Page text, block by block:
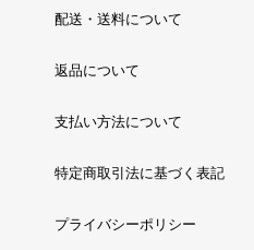
配送・送料について
返品について
支払い方法について
特定商取引法に基づく表記
プライバシーポリシー